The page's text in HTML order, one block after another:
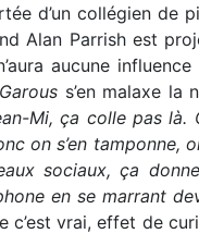
d’un collégien de
Alan Parrish est
aucune
s’en malaxe la
Mi, ça colle pas là.
on s’en tamponne,
sociaux, ça
en se marrant
c’est vrai, effet de